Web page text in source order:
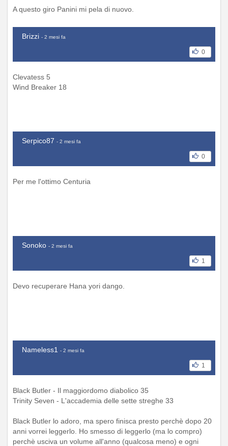
A questo giro Panini mi pela di nuovo.
Brizzi - 2 mesi fa
0
Clevatess 5
Wind Breaker 18
Serpico87 - 2 mesi fa
0
Per me l'ottimo Centuria
Sonoko - 2 mesi fa
1
Devo recuperare Hana yori dango.
Nameless1 - 2 mesi fa
1
Black Butler - Il maggiordomo diabolico 35
Trinity Seven - L'accademia delle sette streghe 33
Black Butler lo adoro, ma spero finisca presto perchè dopo 20
anni vorrei leggerlo. Ho smesso di leggerlo (ma lo compro)
perchè usciva un volume all'anno (qualcosa meno) e ogni